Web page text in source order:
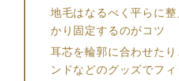
地毛はなるべく平らに
かり固定するのがコツ
耳芯を輪郭に合わせた
ンドなどのグッズでフ